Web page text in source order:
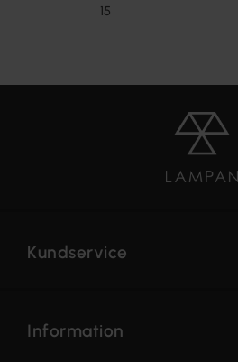
15
Kundservice
Information